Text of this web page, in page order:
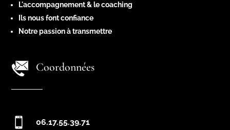
L'accompagnement & le coaching
Ils nous font confiance
Notre passion à transmettre
Coordonnées
 06.17.55.39.71